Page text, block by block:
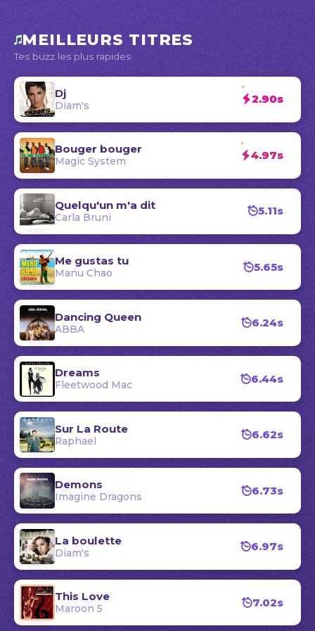
MEILLEURS TITRES
Tes buzz les plus rapides
Dj
Diam's 2.90s
Bouger bouger
Magic System 4.97s
Quelqu'un m'a dit
Carla Bruni 5.11s
Me gustas tu
Manu Chao 5.65s
Dancing Queen
ABBA 6.24s
Dreams
Fleetwood Mac 6.44s
Sur La Route
Raphael 6.62s
Demons
Imagine Dragons 6.73s
La boulette
Diam's 6.97s
This Love
Maroon 5 7.02s